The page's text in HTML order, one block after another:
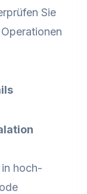
Sie
hoch-